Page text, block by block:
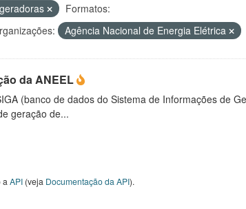
Formatos:
Agência Nacional de Energia Elétrica
da ANEEL
(banco de dados do Sistema de Informações de
geração de...
a API(veja Documentação da API).